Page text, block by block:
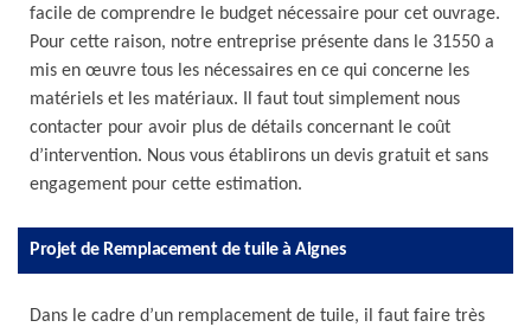
facile de comprendre le budget nécessaire pour cet ouvrage.
Pour cette raison, notre entreprise présente dans le 31550 a
mis en œuvre tous les nécessaires en ce qui concerne les
matériels et les matériaux. Il faut tout simplement nous
contacter pour avoir plus de détails concernant le coût
d’intervention. Nous vous établirons un devis gratuit et sans
engagement pour cette estimation.
Projet de Remplacement de tuile à Aignes
Dans le cadre d’un remplacement de tuile, il faut faire très